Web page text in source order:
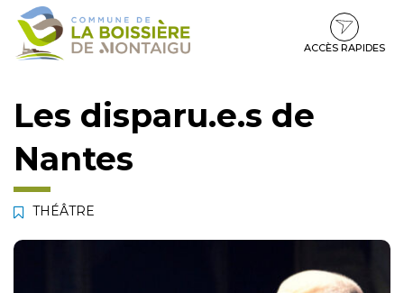
Gestion des traceurs
Aller
Aller
contenu
Aller
pied
ACCÈS RAPIDES
Les disparu.e.s de
Nantes
THÉÂTRE